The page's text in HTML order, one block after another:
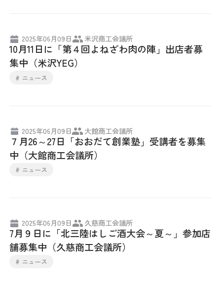
2025年06月09日 米沢商工会議所
10月11日に「第４回よねざわ肉の陣」出店者募
集中（米沢YEG）
# ニュース
2025年06月09日 大館商工会議所
７月26～27日「おおだて創業塾」受講者を募集
中（大館商工会議所）
# ニュース
2025年06月09日 久慈商工会議所
7月９日に「北三陸はしご酒大会～夏～」参加店
舗募集中（久慈商工会議所）
# ニュース